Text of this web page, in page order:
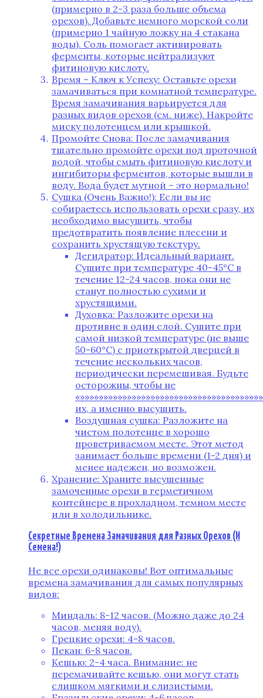
(примерно в 2-3 раза больше объема
орехов). Добавьте немного морской соли
(примерно 1 чайную ложку на 4 стакана
воды). Соль помогает активировать
ферменты, которые нейтрализуют
фитиновую кислоту.
Время – Ключ к Успеху: Оставьте орехи
замачиваться при комнатной температуре.
Время замачивания варьируется для
разных видов орехов (см. ниже). Накройте
миску полотенцем или крышкой.
Промойте Снова: После замачивания
тщательно промойте орехи под проточной
водой, чтобы смыть фитиновую кислоту и
ингибиторы ферментов, которые вышли в
воду. Вода будет мутной – это нормально!
Сушка (Очень Важно!): Если вы не
собираетесь использовать орехи сразу, их
необходимо высушить, чтобы
предотвратить появление плесени и
сохранить хрустящую текстуру.
Дегидратор: Идеальный вариант.
Сушите при температуре 40-45°C в
течение 12-24 часов, пока они не
станут полностью сухими и
хрустящими.
Духовка: Разложите орехи на
противне в один слой. Сушите при
самой низкой температуре (не выше
50-60°C) с приоткрытой дверцей в
течение нескольких часов,
периодически перемешивая. Будьте
осторожны, чтобы не
их, а именно высушить.
Воздушная сушка: Разложите на
чистом полотенце в хорошо
проветриваемом месте. Этот метод
занимает больше времени (1-2 дня) и
менее надежен, но возможен.
Хранение: Храните высушенные
замоченные орехи в герметичном
контейнере в прохладном, темном месте
или в холодильнике.
Секретные Времена Замачивания для Разных Орехов (И
Семена!)
Не все орехи одинаковы! Вот оптимальные
времена замачивания для самых популярных
видов:
Миндаль: 8-12 часов. (Можно даже до 24
часов, меняя воду).
Грецкие орехи: 4-8 часов.
Пекан: 6-8 часов.
Кешью: 2-4 часа. Внимание: не
перемачивайте кешью, они могут стать
слишком мягкими и слизистыми.